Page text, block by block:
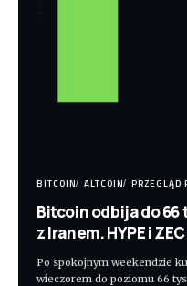
BITCOIN ALTCOIN PRZEGLĄD
Bitcoin odbija do 66
z Iranem. HYPE i
Po spokojnym weekendzie
wieczorem do poziomu 66